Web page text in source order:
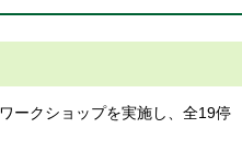
ークショップを実施し、全19停